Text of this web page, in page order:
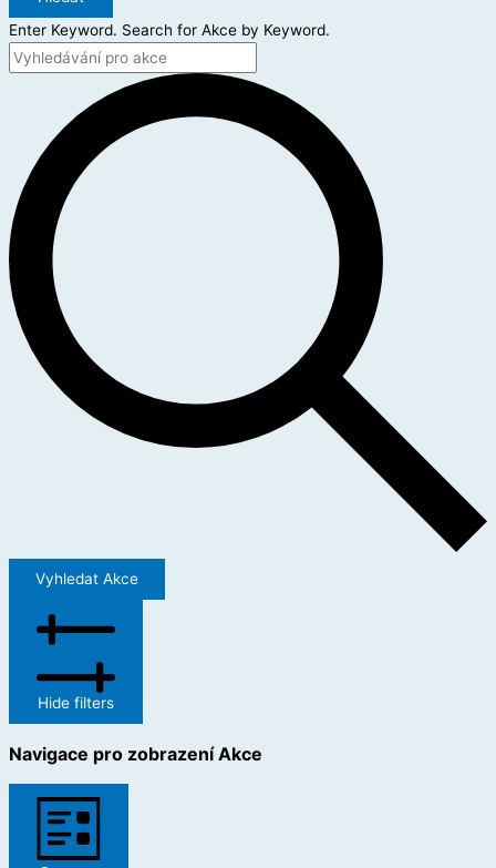
Enter Keyword. Search for Akce by Keyword.
Vyhledat Akce
Hide filters
Navigace pro zobrazení Akce